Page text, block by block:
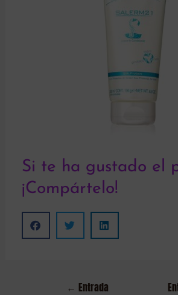
Si te ha gustado el
¡Compártelo!
← Entrada